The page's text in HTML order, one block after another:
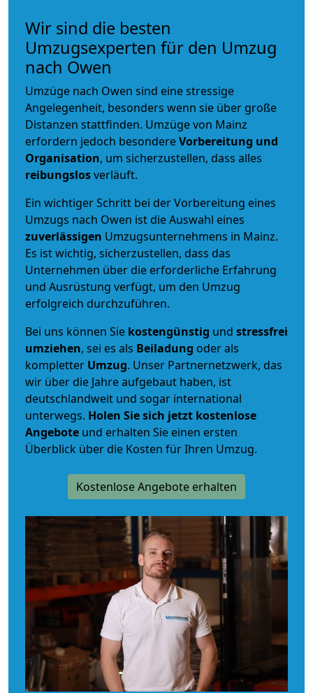
Wir sind die besten
Umzugsexperten für den Umzug
nach Owen
Umzüge nach Owen sind eine stressige
Angelegenheit, besonders wenn sie über große
Distanzen stattfinden. Umzüge von Mainz
erfordern jedoch besondereVorbereitung und
Organisation, um sicherzustellen, dass alles
reibungslosverläuft.
Ein wichtiger Schritt bei der Vorbereitung eines
Umzugs nach Owen ist die Auswahl eines
zuverlässigen Umzugsunternehmens in Mainz.
Es ist wichtig, sicherzustellen, dass das
Unternehmen über die erforderliche Erfahrung
und Ausrüstung verfügt, um den Umzug
erfolgreich durchzuführen.
Bei uns können Sie kostengünstig und stressfrei
umziehen, sei es als Beiladung oder als
kompletter Umzug. Unser Partnernetzwerk, das
wir über die Jahre aufgebaut haben, ist
deutschlandweit und sogar international
unterwegs. Holen Sie sich jetzt kostenlose
Angebote und erhalten Sie einen ersten
Überblick über die Kosten für Ihren Umzug.
Kostenlose Angebote erhalten